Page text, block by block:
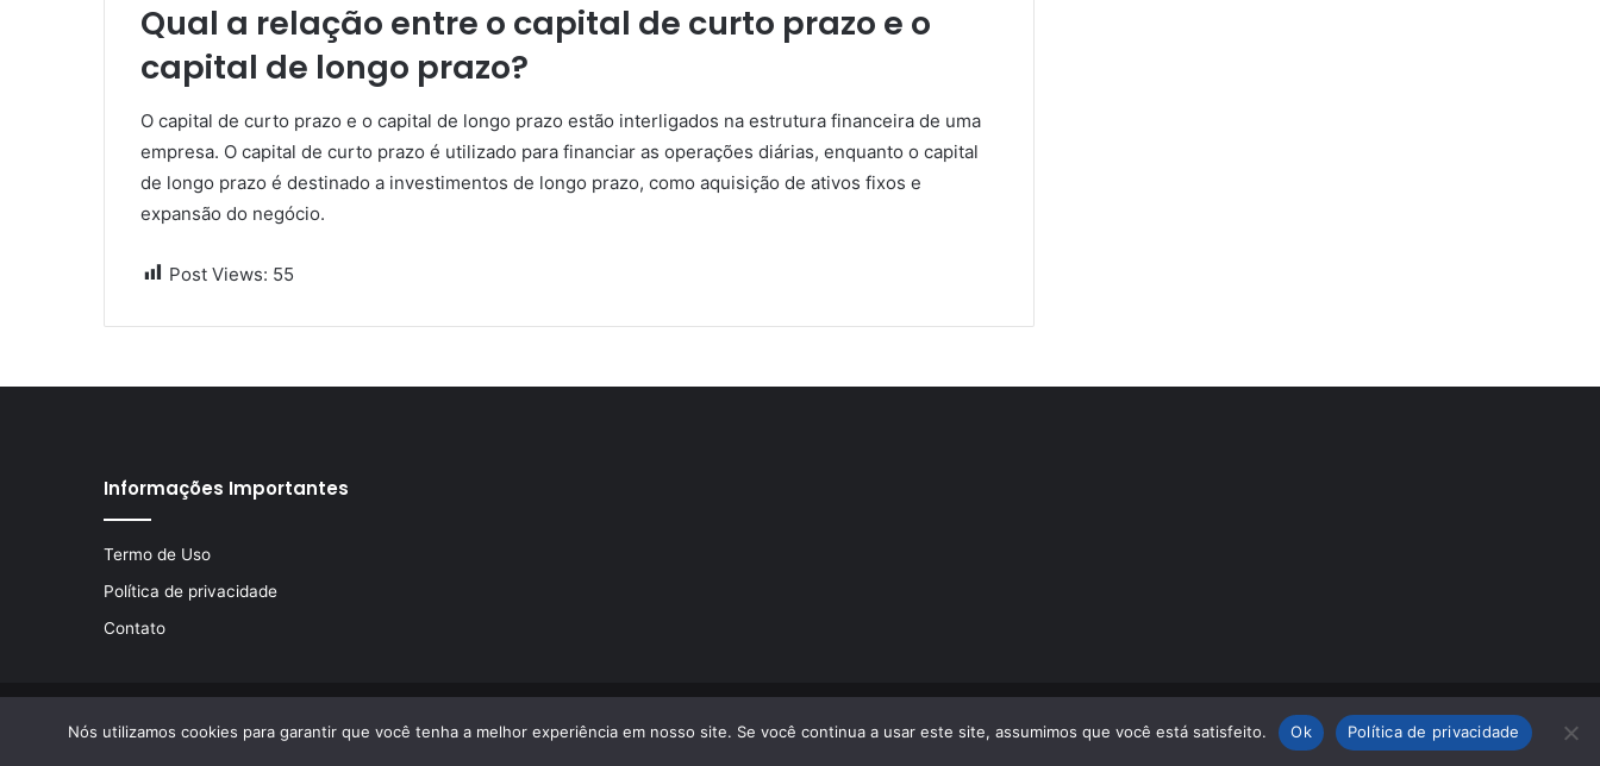
Qual a relação entre o capital de curto prazo e o
capital de longo prazo?
O capital de curto prazo e o capital de longo prazo estão interligados na estrutura financeira de uma
empresa. O capital de curto prazo é utilizado para financiar as operações diárias, enquanto o capital
de longo prazo é destinado a investimentos de longo prazo, como aquisição de ativos fixos e
expansão do negócio.
Post Views: 55
Informações Importantes
Termo de Uso
Política de privacidade
Contato
© Copyright 2026, Todos os direitos reservados | Desenvolvido por LA Comunicações
Nós utilizamos cookies para garantir que você tenha a melhor experiência em nosso site. Se você continua a usar este site, assumimos que você está satisfeito. Ok Política de privacidade